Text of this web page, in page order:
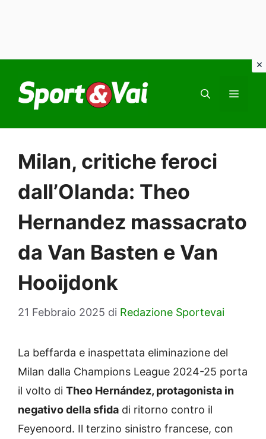
contenuto
Milan, critiche feroci
dall’Olanda: Theo
Hernandez massacrato
da Van Basten e Van
Hooijdonk
21 Febbraio 2025 di Redazione Sportevai
La beffarda e inaspettata eliminazione del
Milan dalla Champions League 2024-25 porta
il volto di Theo Hernández, protagonista in
negativo della sfida di ritorno contro il
Feyenoord. Il terzino sinistro francese, con